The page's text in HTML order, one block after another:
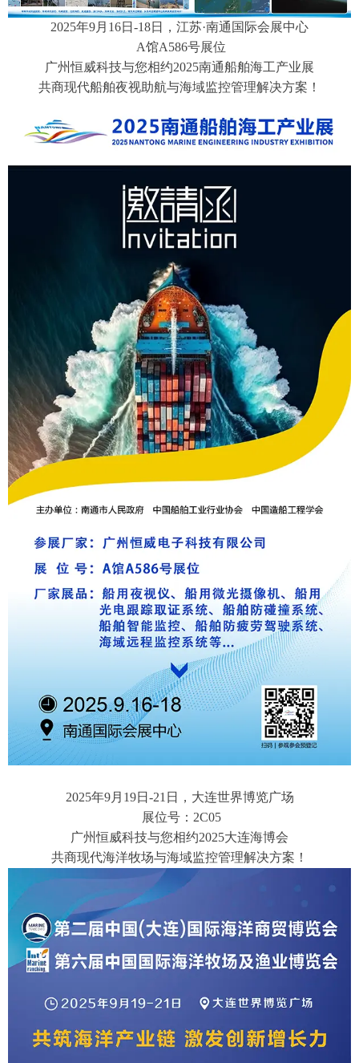
2025年9月16日-18日，江苏·南通国际会展中心
A馆A586号展位
广州恒威科技与您相约2025南通船舶海工产业展
共商现代船舶夜视助航与海域监控管理解决方案！
2025年9月19日-21日，大连世界博览广场
展位号： 2C05
广州恒威科技与您相约2025大连海博会
共商现代海洋牧场与海域监控管理解决方案！